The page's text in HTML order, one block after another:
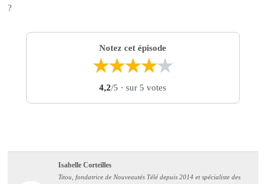
?
Notez cet épisode
★★★★★
4,2/5 · sur 5 votes
Isabelle Corteilles
Titou, fondatrice de Nouveautés Télé depuis 2014 et spécialiste des